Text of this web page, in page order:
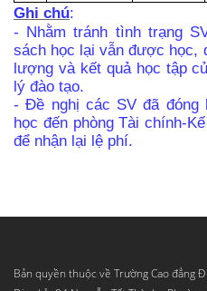
Ghi chú:
- Nhằm tránh tình trạng
sách học lại vẫn được học,
lượng và kết quả học tập
lý đào tạo.
-Đề nghị các SV đã đóng
học đến phòng Tài chính-
để nhận lại lệ phí.
Bản quyền thuộc về Trường Cao đẳng